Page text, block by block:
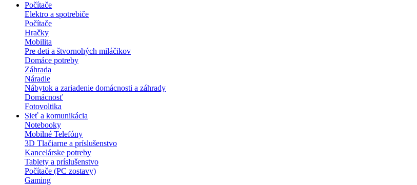
Počítače
Elektro a spotrebiče
Počítače
Hračky
Mobilita
Pre deti a štvornohých miláčikov
Domáce potreby
Záhrada
Náradie
Nábytok a zariadenie domácnosti a záhrady
Domácnosť
Fotovoltika
Sieť a komunikácia
Notebooky
Mobilné Telefóny
3D Tlačiarne a príslušenstvo
Kancelárske potreby
Tablety a príslušenstvo
Počítače (PC zostavy)
Gaming